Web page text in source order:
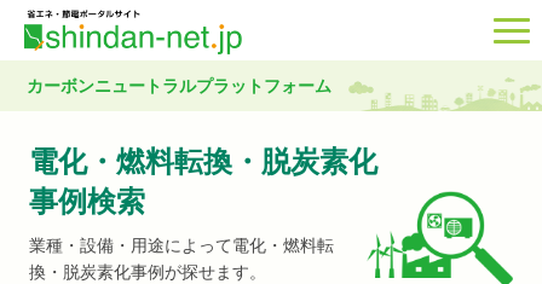
カーボンニュートラルプラットフォーム
電化・燃料転換・脱炭素化
事例検索
業種・設備・用途によって電化・燃料転
換・脱炭素化事例が探せます。